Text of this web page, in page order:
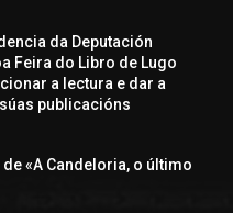
da Deputación
Feira do Libro de Lugo
a lectura e dar a
publicacións
«A Candeloria, o último